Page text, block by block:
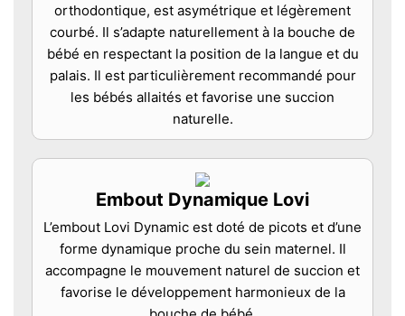
orthodontique, est asymétrique et légèrement
courbé. Il s’adapte naturellement à la bouche de
bébé en respectant la position de la langue et du
palais. Il est particulièrement recommandé pour
les bébés allaités et favorise une succion
naturelle.
Embout Dynamique Lovi
L’embout Lovi Dynamic est doté de picots et d’une
forme dynamique proche du sein maternel. Il
accompagne le mouvement naturel de succion et
favorise le développement harmonieux de la